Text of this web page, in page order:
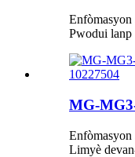
Pwodui lanp
MG-
Limyè